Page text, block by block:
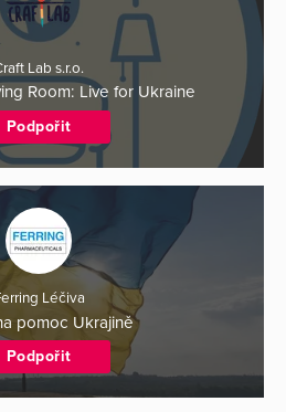
Lab s.r.o.
Room: Live for Ukraine
Podpořit
Léčiva
pomoc Ukrajině
Podpořit